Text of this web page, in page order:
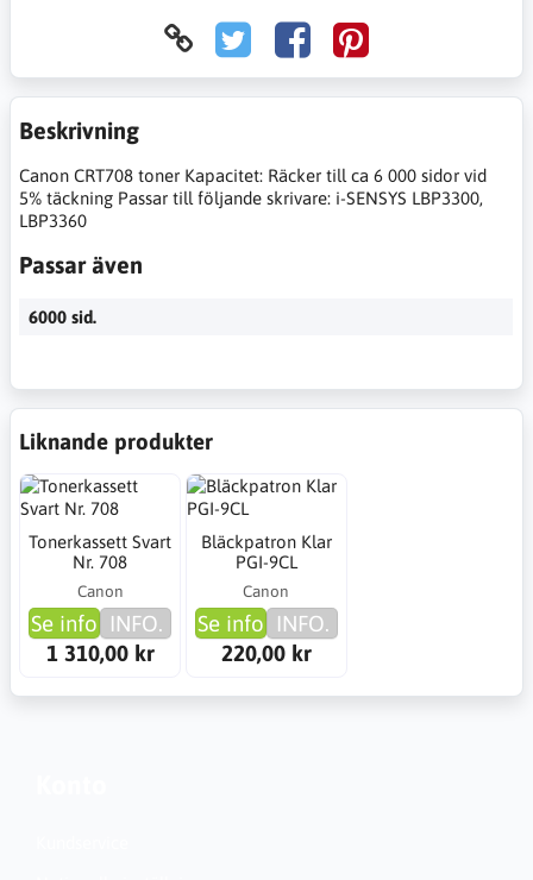
Beskrivning
Canon CRT708 toner Kapacitet: Räcker till ca 6 000 sidor vid
5% täckning Passar till följande skrivare: i-SENSYS LBP3300,
LBP3360
Passar även
6000 sid.
Liknande produkter
Tonerkassett Svart
Nr. 708
Canon
Se info INFO.
1 310,00 kr
Bläckpatron Klar
PGI-9CL
Canon
Se info INFO.
220,00 kr